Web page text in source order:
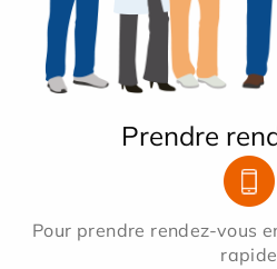
Prendre
Pour prendre rendez-vous
rapide